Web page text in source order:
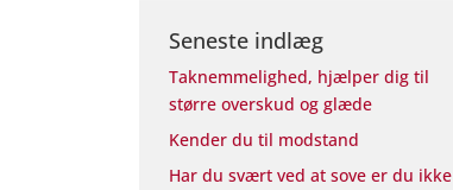
Seneste indlæg
Taknemmelighed, hjælper dig til
større overskud og glæde
Kender du til modstand
Har du svært ved at sove er du ikke